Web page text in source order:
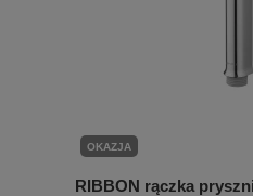
OKAZJA
RIBBON rączka